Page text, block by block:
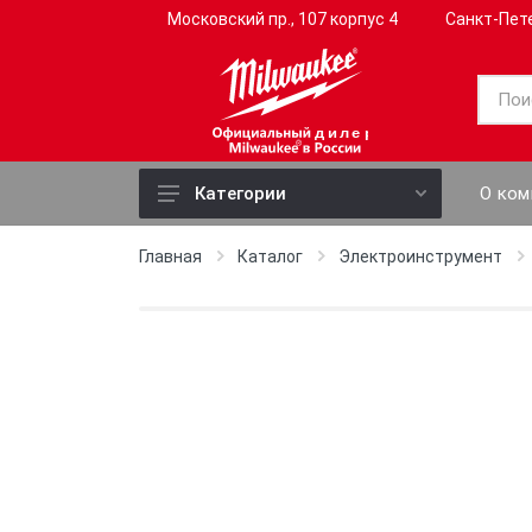
Московский пр., 107 корпус 4 Санкт-
дилер
Электроинструмент
Категории О
Главная Каталог Электроинструмент